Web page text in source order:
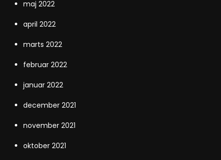
maj 2022
april 2022
marts 2022
februar 2022
januar 2022
december 2021
november 2021
oktober 2021